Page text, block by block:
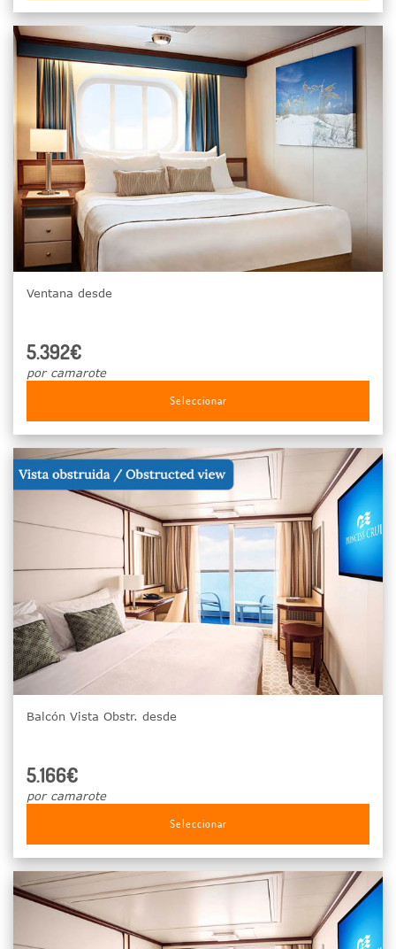
Ventana desde
5.392€
por camarote
Seleccionar
Balcón Vista Obstr. desde
5.166€
por camarote
Seleccionar